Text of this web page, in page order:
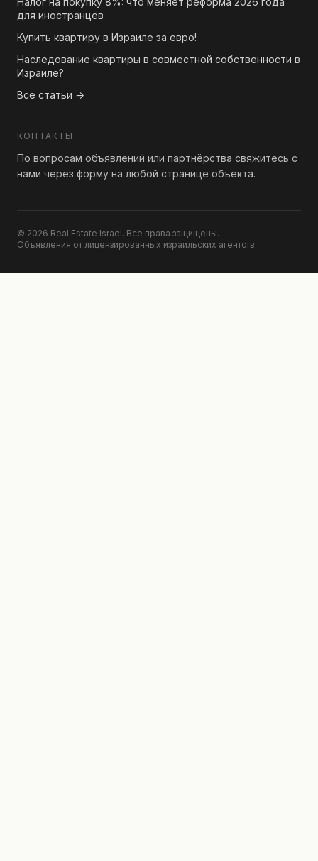
для иностранцев
Купить квартиру в Израиле за евро!
Наследование квартиры в совместной собственности в
Израиле?
Все статьи →
КОНТАКТЫ
По вопросам объявлений или партнёрства свяжитесь с
нами через форму на любой странице объекта.
© 2026 Real Estate Israel. Все права защищены.
Объявления от лицензированных израильских агентств.